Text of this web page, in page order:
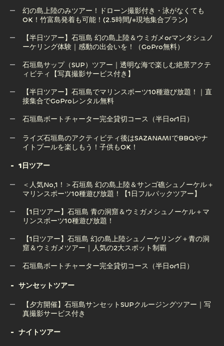
【半日ツアー】石垣島の釣り体験｜初心者・子供OKの船釣
幻の島上陸のみツアー！ドローン撮影付き・泳がなくても
OK！竹富島発着も可能！(2.5時間/※現地集合プラン)
幻の島上陸のみツアー！ドローン撮影付き・泳がなくても
【半日ツアー】石垣島 幻の島上陸＆ウミガメorマンタシュノ
ーケリング体験｜感動の出会いを！（GoPro無料）
【半日ツアー】石垣島 幻の島上陸＆ウミガメorマンタシュノ
石垣島サップ（SUP）ツアー｜透明な海で楽しむ絶景アクテ
ィビティ【写真撮影サービス付き】
石垣島サップ（SUP）ツアー｜透明な海で楽しむ絶景アクテ
【半日ツアー】石垣島でマリンスポーツ10種遊び放題！｜直
接集合でGoProレンタル無料
接集合でGoProレンタル無料
石垣島ボートチャーター完全貸切コース（半日or1日）
石垣島ボートチャーター完全貸切コース（半日or1日）
ライズ石垣島のアクティビティ後はSAZANAMIでBBQやナ
イトプールを楽しもう！子供もOK！
イトプールを楽しもう！子供もOK！
1日ツアー
＜人気No,1！＞石垣島 幻の島上陸＆サンゴ礁シュノーケル＋
マリンスポーツ10種遊び放題！【1日フルパックツアー】
＜人気No,1！＞石垣島 幻の島上陸＆サンゴ礁シュノーケル＋
【1日ツアー】石垣島 青の洞窟＆ウミガメシュノーケル＋マ
リンスポーツ10種遊び放題！
【1日ツアー】石垣島 青の洞窟＆ウミガメシュノーケル＋マ
【1日ツアー】石垣島 幻の島上陸シュノーケリング＋青の洞
窟＆ウミガメツアー｜人気の2大スポット制覇
窟＆ウミガメツアー｜人気の2大スポット制覇
石垣島ボートチャーター完全貸切コース（半日or1日）
石垣島ボートチャーター完全貸切コース（半日or1日）
サンセットツアー
【夕方開催】石垣島サンセットSUPクルージングツアー｜写
真撮影サービス付き
【夕方開催】石垣島サンセットSUPクルージングツアー｜写
ナイトツアー